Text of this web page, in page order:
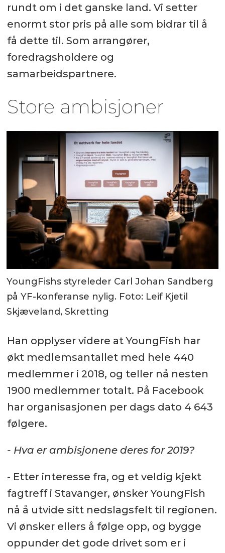
rundt om i det ganske land. Vi setter
enormt stor pris på alle som bidrar til å
få dette til. Som arrangører,
foredragsholdere og
samarbeidspartnere.
Store ambisjoner
YoungFishs styreleder Carl Johan Sandberg
på YF-konferanse nylig. Foto: Leif Kjetil
Skjæveland, Skretting
Han opplyser videre at YoungFish har
økt medlemsantallet med hele 440
medlemmer i 2018, og teller nå nesten
1900 medlemmer totalt. På Facebook
har organisasjonen per dags dato 4 643
følgere.
- Hva er ambisjonene deres for 2019?
- Etter interesse fra, og et veldig kjekt
fagtreff i Stavanger, ønsker YoungFish
nå å utvide sitt nedslagsfelt til regionen.
Vi ønsker ellers å følge opp, og bygge
oppunder det gode drivet som er i